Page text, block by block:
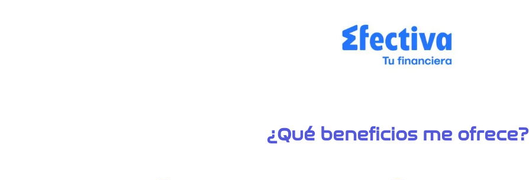
¿Qué beneficios me ofrece?